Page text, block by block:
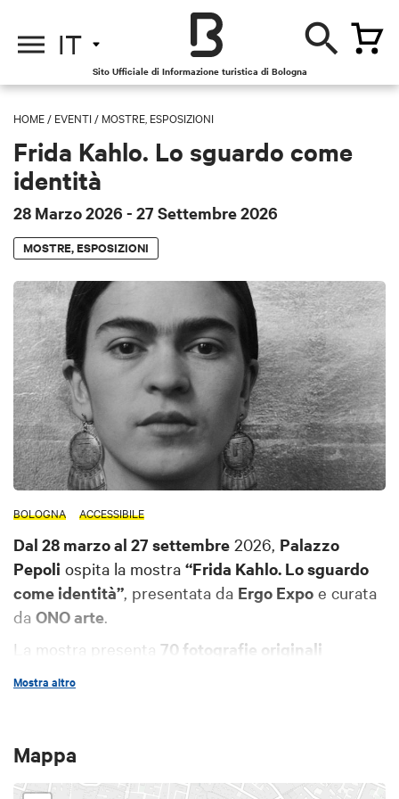
IT
Sito Ufficiale di Informazione turistica di Bologna
HOME / EVENTI / MOSTRE, ESPOSIZIONI
Frida Kahlo. Lo sguardo come
identità
28 Marzo 2026 - 27 Settembre 2026
MOSTRE, ESPOSIZIONI
BOLOGNA ACCESSIBILE
Dal 28 marzo al 27 settembre 2026, Palazzo
Pepoli ospita la mostra “Frida Kahlo. Lo sguardo
come identità”, presentata da Ergo Expo e curata
da ONO arte.
La mostra presenta 70 fotografie originali
fotografia, tra cui
Muray
Matiz,Bernard Silberstein
Mostra altro
Mappa